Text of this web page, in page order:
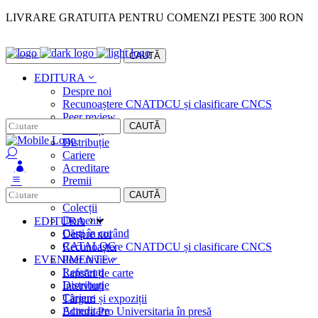
LIVRARE GRATUITA PENTRU COMENZI PESTE 300 RON
CAUTĂ
EDITURA
Despre noi
Recunoaștere CNATDCU și clasificare CNCS
Peer review
Distribuție
Cariere
Acreditare
Premii
MAGAZIN
Colecții
Domenii
Cărţi în curând
CATALOG
EVENIMENTE
Lansări de carte
Interviuri
Târguri și expoziții
Editura Pro Universitaria în presă
CAUTĂ
CAUTĂ
EDITURA
Despre noi
Recunoaștere CNATDCU și clasificare CNCS
Peer review
Referenți
Distribuție
Cariere
Acreditare